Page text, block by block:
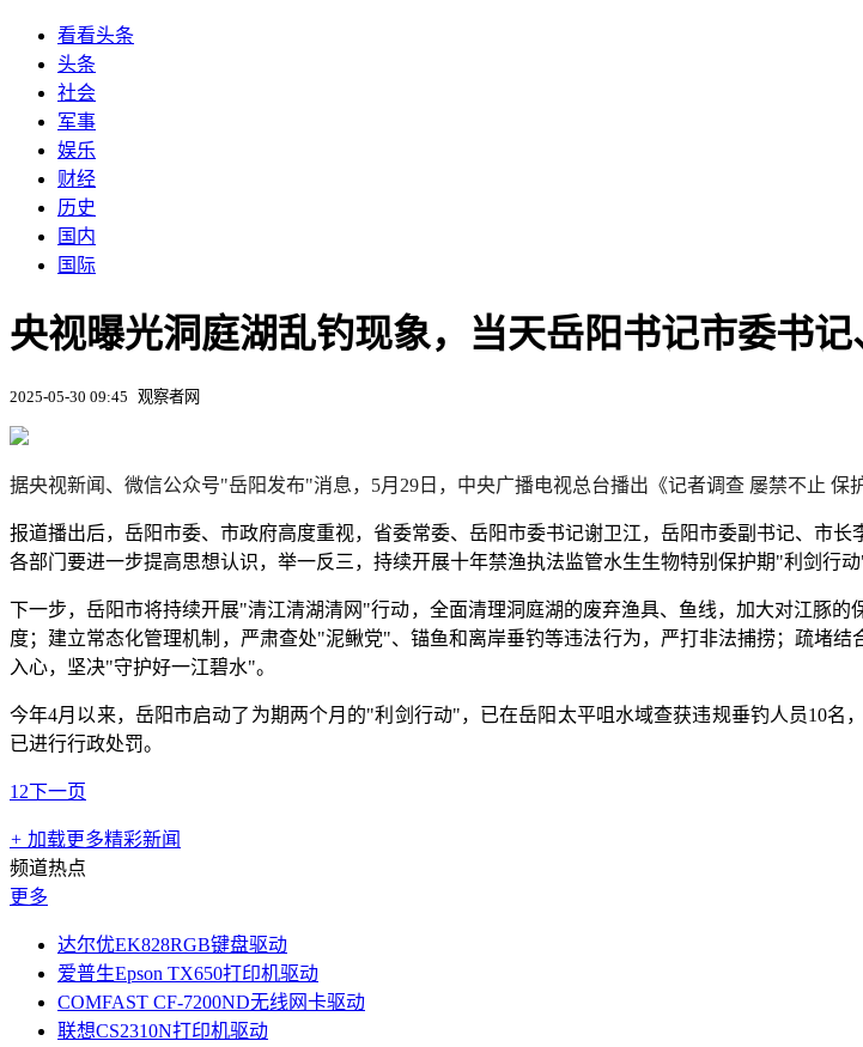
看看头条
头条
社会
军事
娱乐
财经
历史
国内
国际
央视曝光洞庭湖乱钓现象，当天岳阳书记市委书
2025-05-30 09:45 观察者网
据央视新闻、微信公众号"岳阳发布"消息，5月29日，中央广播电视总台播出《记者调查 屡禁不止 保
报道播出后，岳阳市委、市政府高度重视，省委常委、岳阳市委书记谢卫江，岳阳市委副书记、市
各部门要进一步提高思想认识，举一反三，持续开展十年禁渔执法监管水生生物特别保护期"利剑行
下一步，岳阳市将持续开展"清江清湖清网"行动，全面清理洞庭湖的废弃渔具、鱼线，加大对江豚
度；建立常态化管理机制，严肃查处"泥鳅党"、锚鱼和离岸垂钓等违法行为，严打非法捕捞；疏堵
入心，坚决"守护好一江碧水"。
今年4月以来，岳阳市启动了为期两个月的"利剑行动"，已在岳阳太平咀水域查获违规垂钓人员10
已进行行政处罚。
1 2下一页
+ 加载更多精彩新闻
频道热点
更多
达尔优EK828RGB键盘驱动
爱普生Epson TX650打印机驱动
COMFAST CF-7200ND无线网卡驱动
联想CS2310N打印机驱动